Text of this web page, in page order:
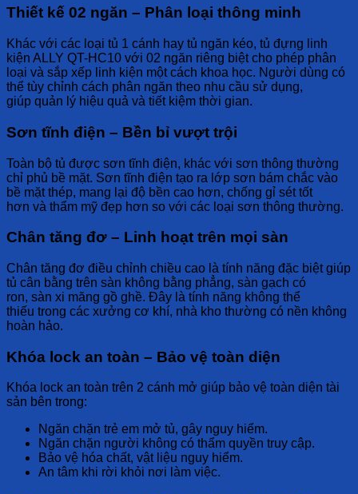
Thiết kế 02 ngăn – Phân loại thông minh
Khác với các loại tủ 1 cánh hay tủ ngăn kéo, tủ đựng linh
kiện ALLY QT-HC10 với 02 ngăn riêng biệtcho phép phân
loại và sắp xếp linh kiện một cách khoa học. Người dùng có
thể tùy chỉnh cách phân ngăn theo nhu cầu sử dụng,
giúp quản lý hiệu quả và tiết kiệm thời gian.
Sơn tĩnh điện – Bền bỉ vượt trội
Toàn bộ tủ được sơn tĩnh điện, khác với sơn thông thường
chỉ phủ bề mặt. Sơn tĩnh điện tạo ra lớp sơn bám chắc vào
bề mặt thép, mang lại độ bền cao hơn, chống gỉ sét tốt
hơn và thẩm mỹ đẹp hơn so với các loại sơn thông thường.
Chân tăng đơ – Linh hoạt trên mọi sàn
Chân tăng đơ điều chỉnh chiều cao là tính năng đặc biệtgiúp
tủ cân bằng trên sàn không bằng phẳng, sàn gạch có
ron, sàn xi măng gồ ghề. Đây là tính năng không thể
thiếu trong các xưởng cơ khí, nhà kho thường có nền không
hoàn hảo.
Khóa lock an toàn – Bảo vệ toàn diện
Khóa lock an toàn trên 2 cánh mở giúp bảo vệ toàn diện tài
sản bên trong:
Ngăn chặn trẻ em mở tủ, gây nguy hiểm.
Ngăn chặn người không có thẩm quyền truy cập.
Bảo vệ hóa chất, vật liệu nguy hiểm.
An tâm khi rời khỏi nơi làm việc.